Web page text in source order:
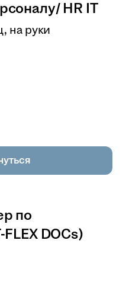
HR IT
на руки
по
DOCs)